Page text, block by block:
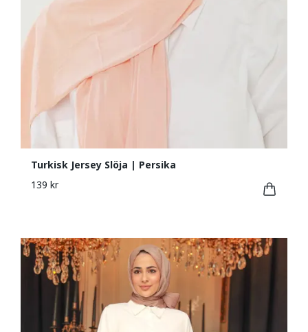
Turkisk Jersey Slöja | Persika
139 kr